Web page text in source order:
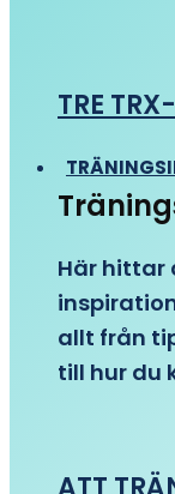
TRE
Här hittar
allt från
till hur du